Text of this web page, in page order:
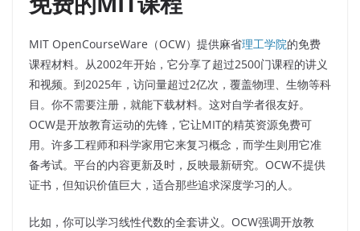
MIT OpenCourseWare（OCW）提供麻省理工学院的免费
课程材料。从2002年开始，它分享了超过2500门课程的讲义
和视频。到2025年，访问量超过2亿次，覆盖物理、生物等科
目。你不需要注册，就能下载材料。这对自学者很友好。
OCW是开放教育运动的先锋，它让MIT的精英资源免费可
用。许多工程师和科学家用它来复习概念，而学生则用它准
备考试。平台的内容更新及时，反映最新研究。OCW不提供
证书，但知识价值巨大，适合那些追求深度学习的人。
比如，你可以学习线性代数的全套讲义。OCW强调开放教